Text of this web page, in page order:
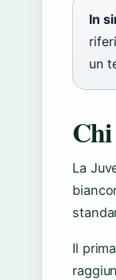
In
un
La
Il